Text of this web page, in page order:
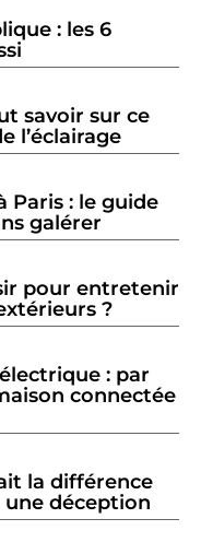
: les 6
savoir sur ce
l’éclairage
Paris : le guide
galérer
pour entretenir
?
: par
connectée
la différence
déception